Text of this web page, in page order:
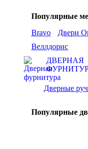
Популярные
Bravo
Двери
Веллдорис
ДВЕРНАЯ
Дверные
Популярные